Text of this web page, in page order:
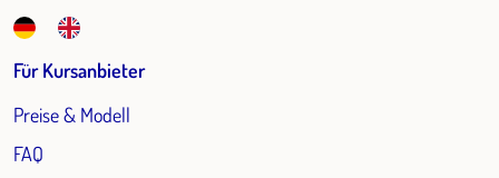
Für Kursanbieter
Preise & Modell
FAQ